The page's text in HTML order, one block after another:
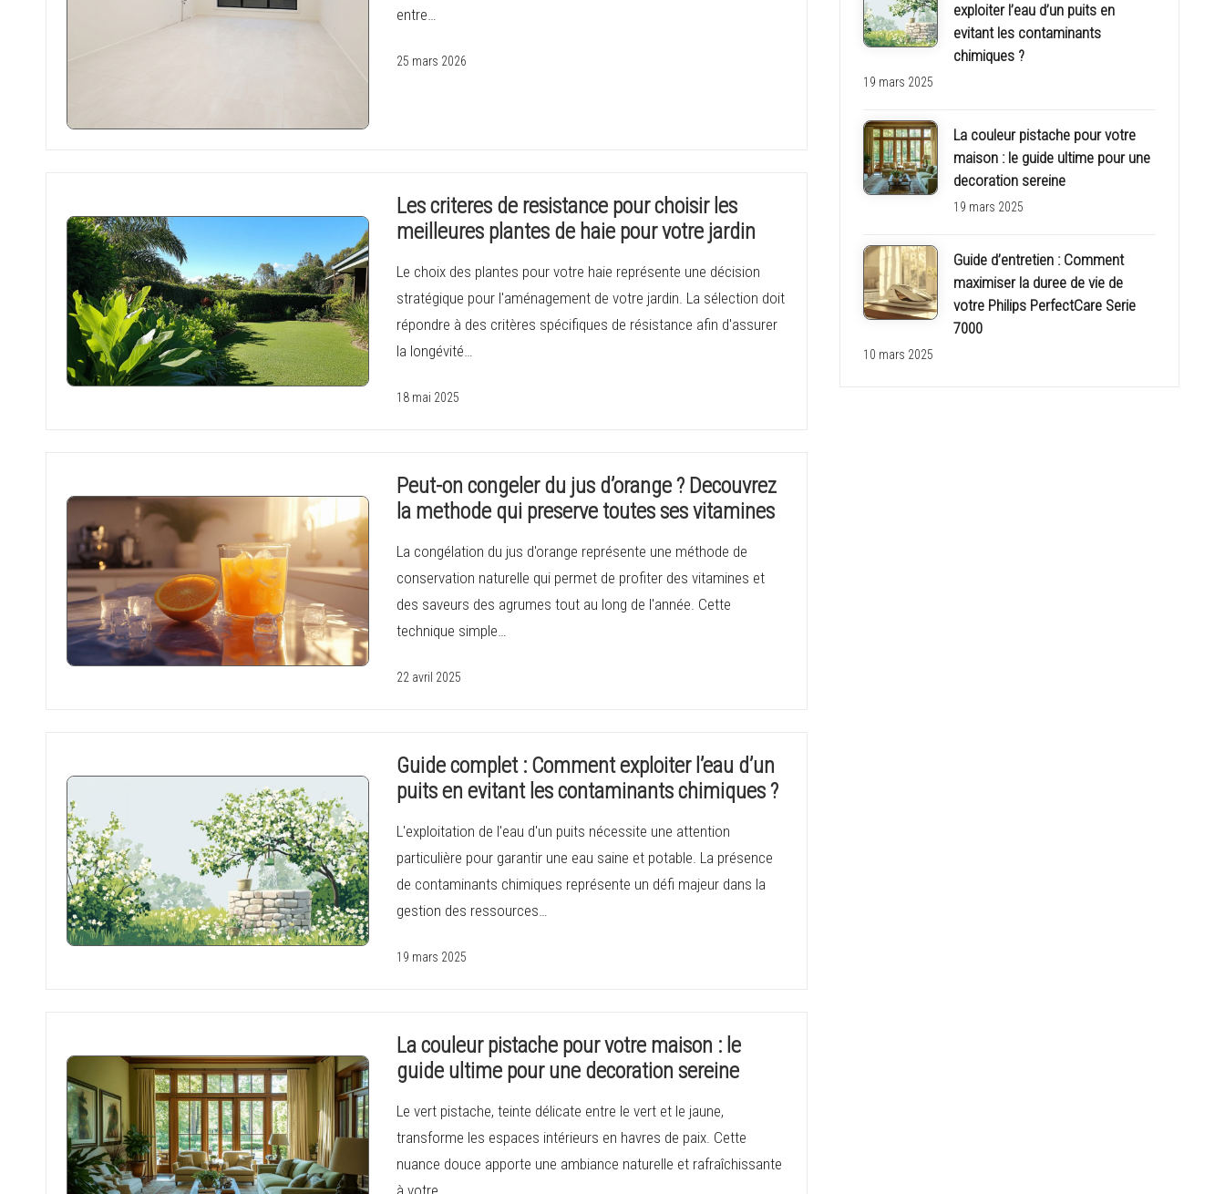
entre…
25 mars 2026
Les criteres de resistance pour choisir les
meilleures plantes de haie pour votre jardin
Le choix des plantes pour votre haie représente une décision
stratégique pour l'aménagement de votre jardin. La sélection doit
répondre à des critères spécifiques de résistance afin d'assurer
la longévité…
18 mai 2025
Peut-on congeler du jus d’orange ? Decouvrez
la methode qui preserve toutes ses vitamines
La congélation du jus d'orange représente une méthode de
conservation naturelle qui permet de profiter des vitamines et
des saveurs des agrumes tout au long de l'année. Cette
technique simple…
22 avril 2025
Guide complet : Comment exploiter l’eau d’un
puits en evitant les contaminants chimiques ?
L'exploitation de l'eau d'un puits nécessite une attention
particulière pour garantir une eau saine et potable. La présence
de contaminants chimiques représente un défi majeur dans la
gestion des ressources…
19 mars 2025
La couleur pistache pour votre maison : le
guide ultime pour une decoration sereine
Le vert pistache, teinte délicate entre le vert et le jaune,
transforme les espaces intérieurs en havres de paix. Cette
nuance douce apporte une ambiance naturelle et rafraîchissante
à votre…
exploiter l’eau d’un puits en
evitant les contaminants
chimiques ?
19 mars 2025
La couleur pistache pour votre
maison : le guide ultime pour une
decoration sereine
19 mars 2025
Guide d’entretien : Comment
maximiser la duree de vie de
votre Philips PerfectCare Serie
7000
10 mars 2025